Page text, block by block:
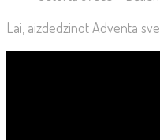
Lai, aizdedzinot Adventa